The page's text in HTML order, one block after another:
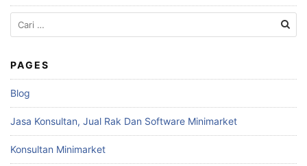
Cari
untuk:
PAGES
Blog
Jasa Konsultan, Jual Rak Dan Software Minimarket
Konsultan Minimarket